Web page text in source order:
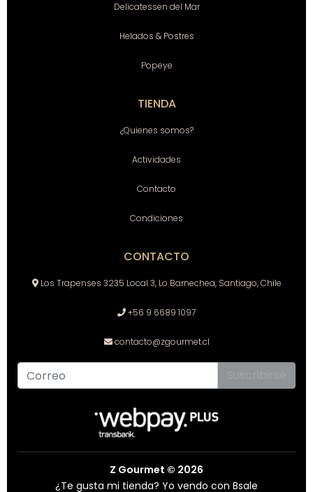
Delicatessen del Mar
Helados & Postres
Popeye
TIENDA
¿Quienes somos?
Actividades
Contacto
Condiciones
CONTACTO
Los Trapenses 3235 Local 3, Lo Barnechea, Santiago, Chile
+56 9 6689 1097
contacto@zgourmet.cl
Z Gourmet © 2026
¿Te gusta mi tienda? Yo vendo con Bsale